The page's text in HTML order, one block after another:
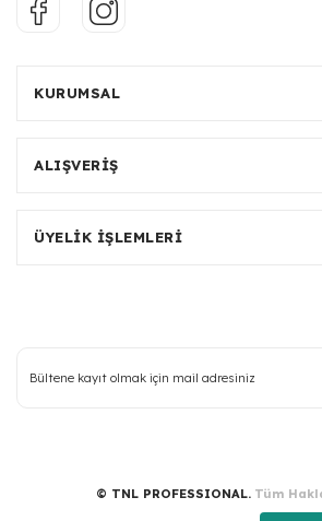
KURUMSAL
ALIŞVERİŞ
ÜYELİK İŞLEMLERİ
© TNL PROFESSIONAL. Tüm